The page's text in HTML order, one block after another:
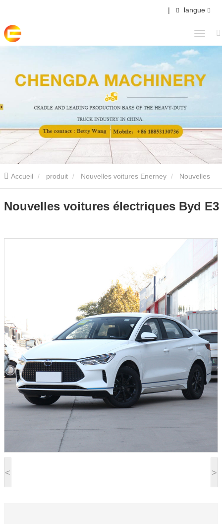
| langue
Accueil produit Nouvelles voitures Enerney
< >
Nouvelles voitures électriques Byd E3